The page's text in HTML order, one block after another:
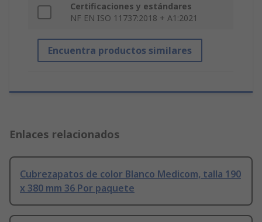
Certificaciones y estándares
NF EN ISO 11737:2018 + A1:2021
Encuentra productos similares
Enlaces relacionados
Cubrezapatos de color Blanco Medicom, talla 190
x 380 mm 36 Por paquete